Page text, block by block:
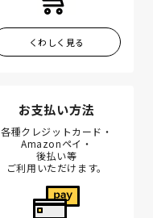
くわしく見る
お支払い方法
各種クレジットカード・
Amazonペイ・
後払い等
ご利用いただけます。